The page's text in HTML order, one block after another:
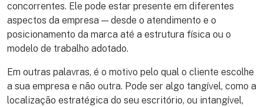
concorrentes. Ele pode estar presente em diferentes
aspectos da empresa — desde o atendimento e o
posicionamento da marca até a estrutura física ou o
modelo de trabalho adotado.
Em outras palavras, é o motivo pelo qual o cliente escolhe
a sua empresa e não outra. Pode ser algo tangível, como a
localização estratégica do seu escritório, ou intangível,